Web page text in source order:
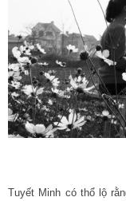
Tuyết Minh có thổ lộ